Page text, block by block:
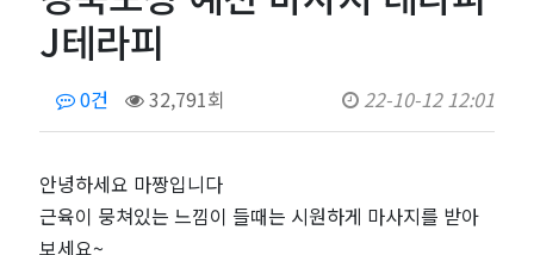
북
도
청
예
J테라피
0건 32,791회 22-10-12 12:01
안녕하세요 마짱입니다
근육이 뭉쳐있는 느낌이 들때는 시원하게 마사지를 받아
보세요~